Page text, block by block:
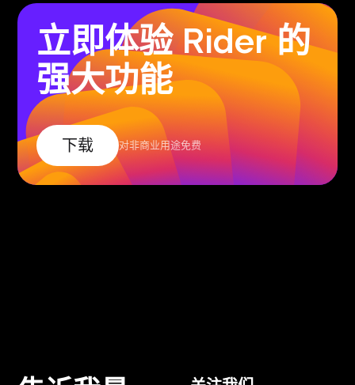
立即体验 Rider 的
强大功能
下载 对非商业用途免费